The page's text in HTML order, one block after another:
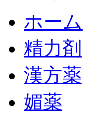
ホーム
精力剤
漢方薬
媚薬